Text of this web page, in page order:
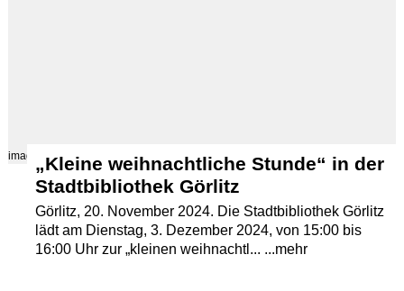
images/src/Stadtbibliothek-Goerlitz-Jochmannstrasse-JPG.jpg
„Kleine weihnachtliche Stunde“ in der
Stadtbibliothek Görlitz
Görlitz, 20. November 2024. Die Stadtbibliothek Görlitz
lädt am Dienstag, 3. Dezember 2024, von 15:00 bis
16:00 Uhr zur „kleinen weihnachtl... ...mehr